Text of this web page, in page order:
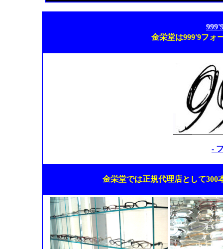
金栄堂は999'9フォ
-
金栄堂では正規代理店として300